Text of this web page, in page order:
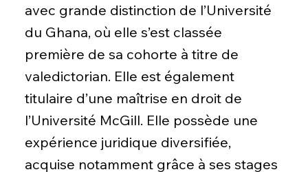
avec grande distinction de l’Université
du Ghana, où elle s’est classée
première de sa cohorte à titre de
valedictorian. Elle est également
titulaire d’une maîtrise en droit de
l’Université McGill. Elle possède une
expérience juridique diversifiée,
acquise notamment grâce à ses stages